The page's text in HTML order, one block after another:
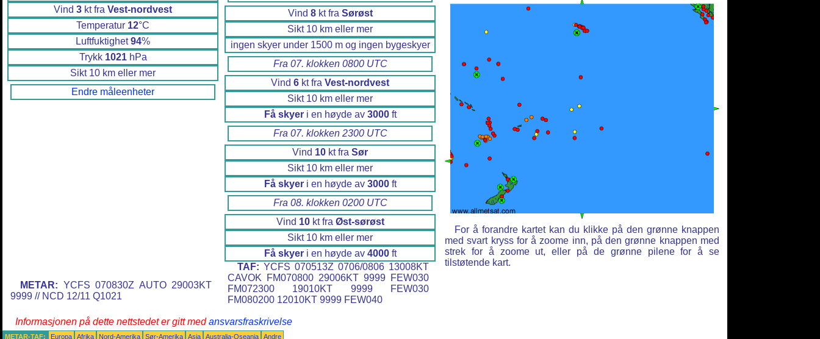
Vind 3 kt fra Vest-nordvest
Temperatur 12°C
Luftfuktighet94%
Trykk 1021hPa
Sikt 10 km eller mer
Endre måleenheter
METAR: YCFS 070830Z AUTO 29003KT
9999 // NCD 12/11 Q1021
Vind 8kt fra Sørøst
Sikt 10 km eller mer
ingen skyer under 1500 m og ingen bygeskyer
Fra 07. klokken 0800 UTC
Vind 6 kt fra Vest-nordvest
Sikt 10 km eller mer
Få skyeri en høyde av 3000ft
Fra 07. klokken 2300 UTC
Vind 10 kt fra Sør
Sikt 10 km eller mer
Få skyeri en høyde av 3000ft
Fra 08. klokken 0200 UTC
Vind 10kt fra Øst-sørøst
Sikt 10 km eller mer
Få skyeri en høyde av 4000ft
TAF: YCFS 070513Z 0706/0806 13008KT
CAVOK FM070800 29006KT 9999 FEW030
FM072300 19010KT 9999 FEW030
FM080200 12010KT 9999 FEW040
For å forandre kartet kan du klikke på den grønne knappen
med svart kryss for å zoome inn, på den grønne knappen med
strek for å zoome ut, eller på de grønne pilene for å se
tilstøtende kart.
Informasjonen på dette nettstedet er gitt medansvarsfraskrivelse
METAR-TAF: Europa Afrika Nord-Amerika Sør-Amerika Asia Australia-Oseania Andre